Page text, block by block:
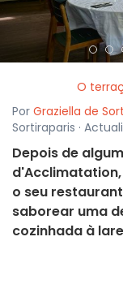
O
Por Graziella de
Sortiraparis ·
Depois de
o seu
saborear uma
cozinhada à